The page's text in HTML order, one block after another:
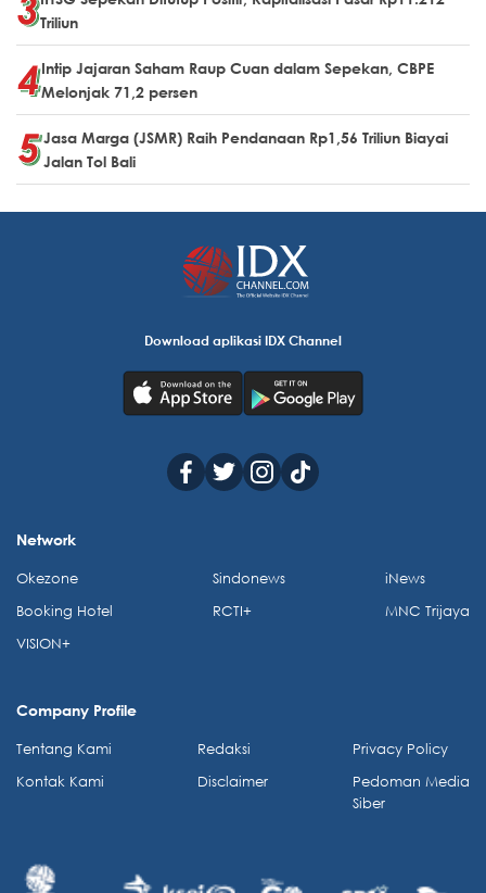
Triliun
Intip Jajaran Saham Raup Cuan dalam Sepekan, CBPE
Melonjak 71,2 persen
Jasa Marga (JSMR) Raih Pendanaan Rp1,56 Triliun Biayai
Jalan Tol Bali
Download aplikasi IDX Channel
Network
Okezone
Booking Hotel
VISION+
Sindonews
RCTI+
iNews
MNC Trijaya
Company Profile
Tentang Kami
Kontak Kami
Redaksi
Disclaimer
Privacy Policy
Pedoman Media
Siber